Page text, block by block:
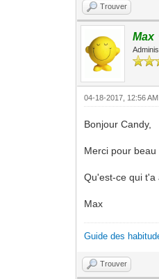
Trouver
Max
04-18-2017, 12:56 AM
Bonjour Candy,
Merci pour
Qu'est-ce qui t'a
Max
Guide des
Trouver